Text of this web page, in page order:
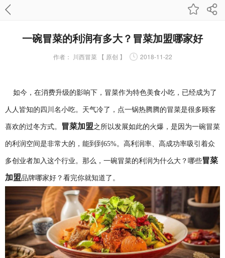
一碗冒菜的利润有多大？冒菜加盟哪家好
作者： 川西冒菜 【 原创 】 2018-11-22
如今，在消费升级的影响下，冒菜作为特色美食小吃，已经成为了
人人皆知的四川名小吃。天气冷了，点一锅热腾腾的冒菜是很多顾客
喜欢的过冬方式。 冒菜加盟之所以发展如此的火爆，是因为一碗冒菜
的利润空间是非常大的，能到到65%。高利润率、高成功率吸引着众
多创业者加入这个行业。那么，一碗冒菜的利润为什么大？哪些冒菜
加盟品牌哪家好？看完你就知道了。